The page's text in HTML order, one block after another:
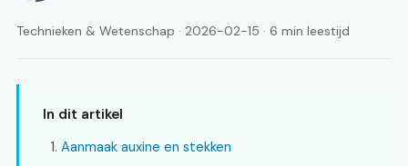
Technieken & Wetenschap · 2026-02-15 · 6 min leestijd
In dit artikel
Aanmaak auxine en stekken